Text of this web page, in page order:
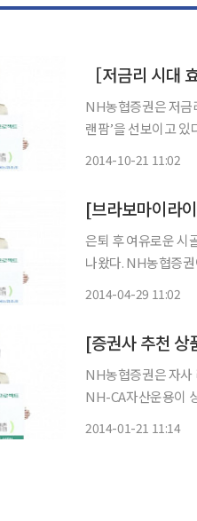
［저금리 시대
NH농협증권은 저금
랜팜’을 선보이고 있다. ‘플랜팜(PLANFARM)’은 은퇴 후 귀농·귀촌을 희망하는
2014-10-21 11:02
은퇴 후 여유로운 시
나왔다. NH농협증권이 자사 리서치센터의 계량 분석 모델(Quant Model) 포트폴리오를 바
2014-04-29 11:02
[증권사 추천 상
NH농협증권은 자
NH-CA자산운용이
2014-01-21 11:14